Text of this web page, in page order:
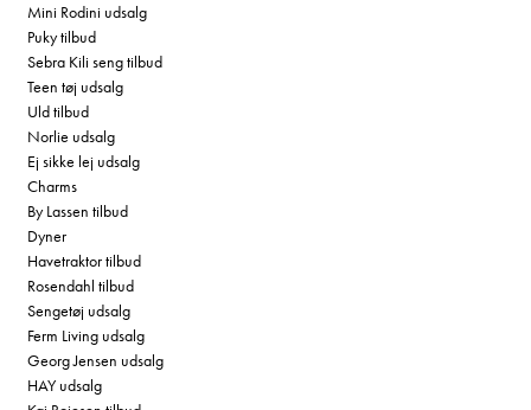
Mini Rodini udsalg
Puky tilbud
Sebra Kili seng tilbud
Teen tøj udsalg
Uld tilbud
Norlie udsalg
Ej sikke lej udsalg
Charms
By Lassen tilbud
Dyner
Havetraktor tilbud
Rosendahl tilbud
Sengetøj udsalg
Ferm Living udsalg
Georg Jensen udsalg
HAY udsalg